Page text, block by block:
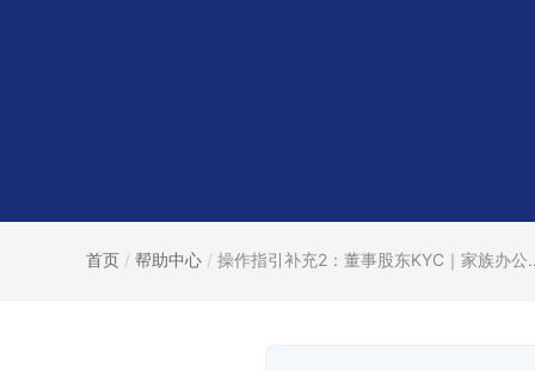
首页 / 帮助中心 / 操作指引补充2：董事股东KYC｜家族办公